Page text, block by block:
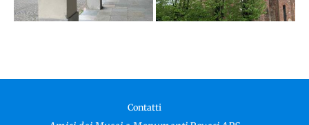
Contatti